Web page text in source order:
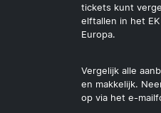
tickets kunt
elftallen in het
Europa.
Vergelijk alle
en makkelijk.
op via het e-